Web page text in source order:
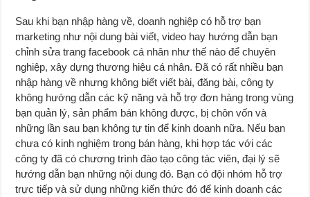
Sau khi bạn nhập hàng về, doanh nghiệp có hỗ trợ bạn
marketing như nội dung bài viết, video hay hướng dẫn bạn
chỉnh sửa trang facebook cá nhân như thế nào để chuyên
nghiệp, xây dựng thương hiệu cá nhân. Đã có rất nhiều bạn
nhập hàng về nhưng không biết viết bài, đăng bài, công ty
không hướng dẫn các kỹ năng và hỗ trợ đơn hàng trong vùng
bạn quản lý, sản phẩm bán không được, bị chôn vốn và
những lần sau bạn không tự tin để kinh doanh nữa. Nếu bạn
chưa có kinh nghiệm trong bán hàng, khi hợp tác với các
công ty đã có chương trình đào tạo công tác viên, đại lý sẽ
hướng dẫn bạn những nội dung đó. Bạn có đội nhóm hỗ trợ
trực tiếp và sử dụng những kiến thức đó để kinh doanh các